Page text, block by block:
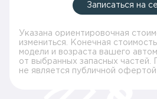
Записаться на
Указана ориентировочная
измениться. Конечная
модели и возраста вашего
от выбранных запасных частей.
не является публичной офертой